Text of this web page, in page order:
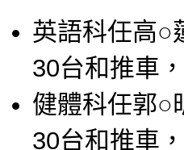
英語科任高○
30台和推車
健體科任郭○
30台和推車